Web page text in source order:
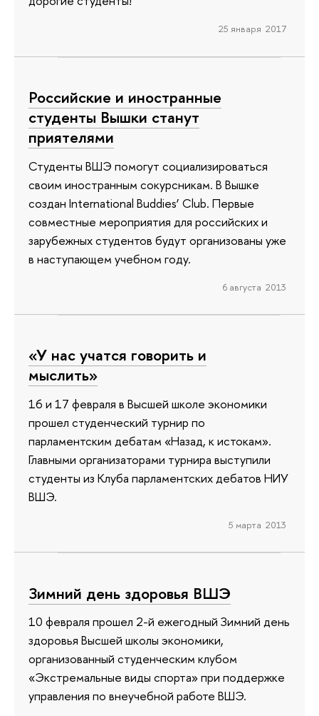
25 января 2017
Российские и иностранные
студенты Вышки станут
приятелями
Студенты ВШЭ помогут социализироваться
своим иностранным сокурсникам. В Вышке
создан International Buddies’ Club. Первые
совместные мероприятия для российских и
зарубежных студентов будут организованы уже
в наступающем учебном году.
6 августа 2013
«У нас учатся говорить и
мыслить»
16 и 17 февраля в Высшей школе экономики
прошел студенческий турнир по
парламентским дебатам «Назад, к истокам».
Главными организаторами турнира выступили
студенты из Клуба парламентских дебатов НИУ
ВШЭ.
5 марта 2013
Зимний день здоровья ВШЭ
10 февраля прошел 2-й ежегодный Зимний день
здоровья Высшей школы экономики,
организованный студенческим клубом
«Экстремальные виды спорта» при поддержке
управления по внеучебной работе ВШЭ.